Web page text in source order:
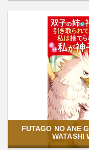
FUTAGO NO ANE
WATASHI